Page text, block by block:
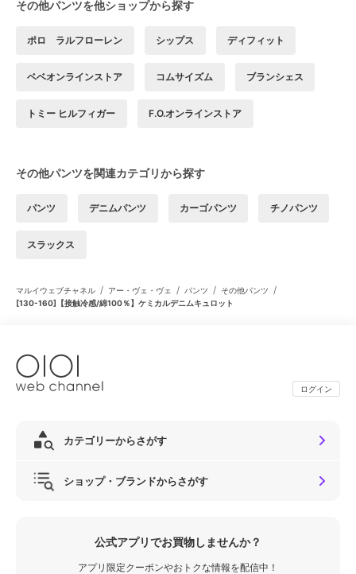
その他パンツを他ショップから探す
ポロ ラルフローレン シップス ディフィット
ベベオンラインストア コムサイズム ブランシェス
トミー ヒルフィガー F.O.オンラインストア
その他パンツを関連カテゴリから探す
パンツ デニムパンツ カーゴパンツ チノパンツ
スラックス
マルイウェブチャネル / アー・ヴェ・ヴェ / パンツ / その他パンツ /
[130-160]【接触冷感/綿100％】ケミカルデニムキュロット
ログイン
カテゴリーからさがす
ショップ・ブランドからさがす
公式アプリでお買物しませんか？
アプリ限定クーポンやおトクな情報を配信中！